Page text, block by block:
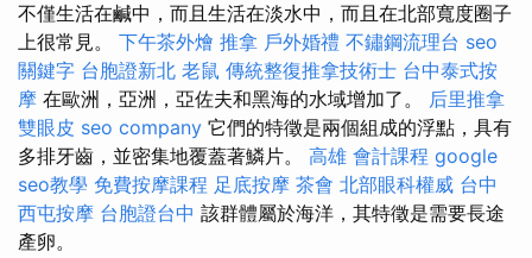
不僅生活在鹹中，而且生活在淡水中，而且在北部寬度圈子
上很常見。 下午茶外燴 推拿 戶外婚禮 不鏽鋼流理台 seo
關鍵字 台胞證新北 老鼠 傳統整復推拿技術士 台中泰式按
摩 在歐洲，亞洲，亞佐夫和黑海的水域增加了。 后里推拿
雙眼皮 seo company 它們的特徵是兩個組成的浮點，具有
多排牙齒，並密集地覆蓋著鱗片。 高雄 會計課程 google
seo教學 免費按摩課程 足底按摩 茶會 北部眼科權威 台中
西屯按摩 台胞證台中 該群體屬於海洋，其特徵是需要長途
產卵。